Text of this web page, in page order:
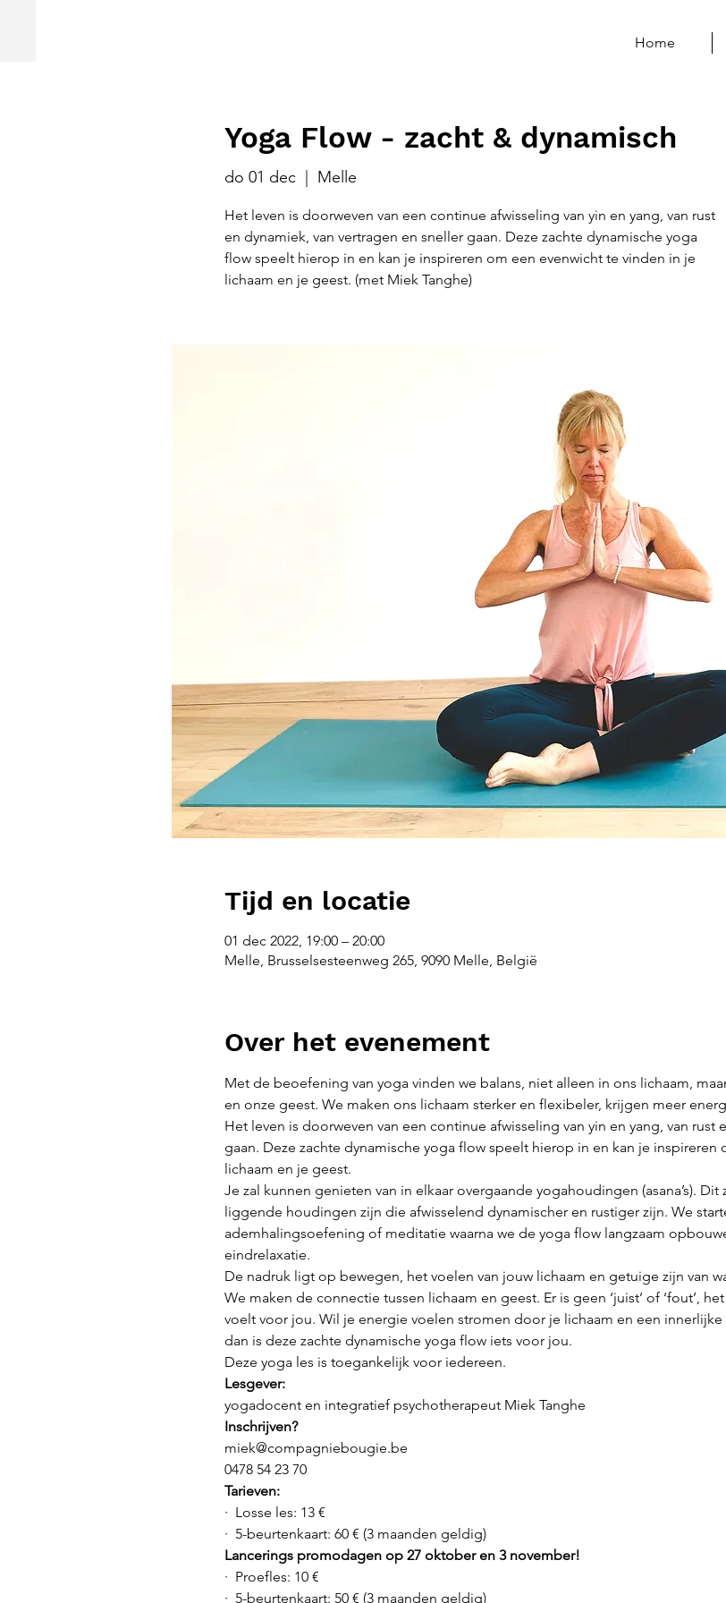
Home
Yoga Flow - zacht & dynamisch
do 01 dec
  |
Melle
Het leven is doorweven van een continue afwisseling van yin en yang, van rust
en dynamiek, van vertragen en sneller gaan. Deze zachte dynamische yoga
flow speelt hierop in en kan je inspireren om een evenwicht te vinden in je
lichaam en je geest. (met Miek Tanghe)
Tijd en locatie
01 dec 2022, 19:00 – 20:00
Melle, Brusselsesteenweg 265, 9090 Melle, België
Over het evenement
Met de beoefening van yoga vinden we balans, niet alleen in ons lichaam,
en onze geest. We maken ons lichaam sterker en flexibeler, krijgen meer
Het leven is doorweven van een continue afwisseling van yin en yang, van rust
gaan. Deze zachte dynamische yoga flow speelt hierop in en kan je inspireren
lichaam en je geest.
Je zal kunnen genieten van in elkaar overgaande yogahoudingen (asana’s).
liggende houdingen zijn die afwisselend dynamischer en rustiger zijn. We
ademhalingsoefening of meditatie waarna we de yoga flow langzaam
eindrelaxatie.
De nadruk ligt op bewegen, het voelen van jouw lichaam en getuige zijn van
We maken de connectie tussen lichaam en geest. Er is geen ‘juist’ of ‘fout’,
voelt voor jou. Wil je energie voelen stromen door je lichaam en een
dan is deze zachte dynamische yoga flow iets voor jou.
Deze yoga les is toegankelijk voor iedereen.
Lesgever:
yogadocent en integratief psychotherapeut Miek Tanghe
Inschrijven?
miek@compagniebougie.be
0478 54 23 70
Tarieven:
·  Losse les: 13 €
·  5-beurtenkaart: 60 € (3 maanden geldig)
Lancerings promodagen op 27 oktober en 3 november!
·  Proefles: 10 €
·  5-beurtenkaart: 50 € (3 maanden geldig)